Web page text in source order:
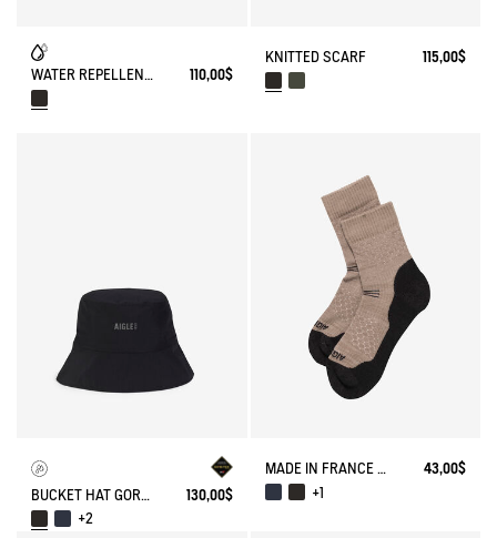
WATER REPELLENT BUMBAG SOLID 2.5L 110,00$
KNITTED SCARF 115,00$
BUCKET HAT GORE-TEX®
130,00$
+2
MADE IN FRANCE MERINOS WOOL SOCKS
43,00$
+1